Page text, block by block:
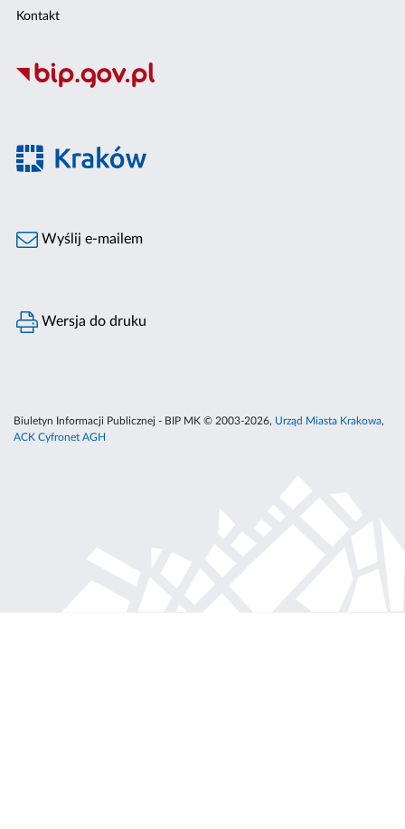
Kontakt
Wyślij e-mailem
Wersja do druku
Biuletyn Informacji Publicznej - BIP MK © 2003-2026, Urząd Miasta Krakowa,
ACK Cyfronet AGH